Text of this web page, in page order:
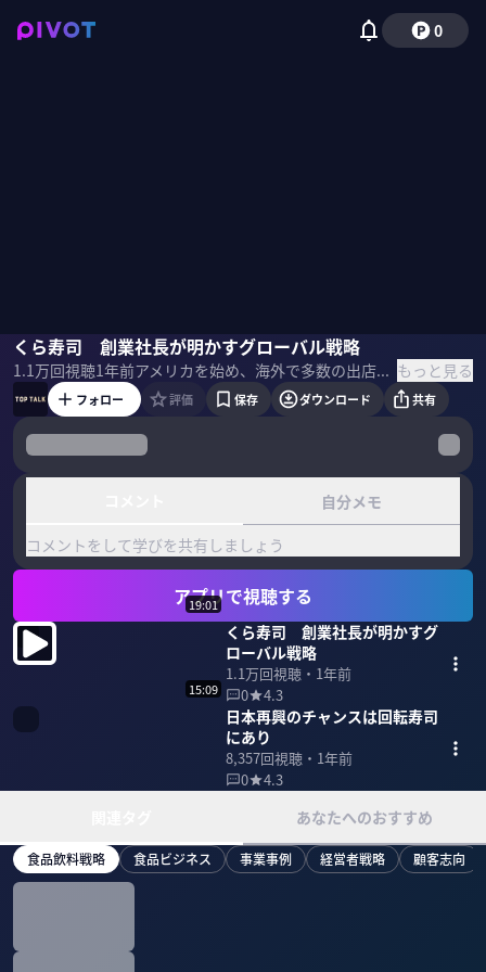
0
くら寿司 創業社長が明かすグローバル戦略
1.1万回視聴1年前 アメリカを始め、海外で多数の出店を手掛ける回転寿司チェーンの「くら寿司」。他社との差別化を図るため、常に最先端の技術やアイデアを取り込んでいる。グローバル戦略がなぜ成功しているのか、田中邦彦社長に聞いた。 ＜ゲスト＞ 田中 邦彦｜くら寿司 社長 1951年岡山県生まれ。桃山学院大学卒業後、タマノイ酢に入社。1977年に同社を退社後、大阪府堺市に寿司店を開業。1995年にくら寿司を設立。 ＜目次＞ もっと見る
田中邦彦 田中 泉
フォロー 評価 保存 ダウンロード 共有
自分メモ
コメントをして学びを共有しましょう
アプリで視聴する
19:01
くら寿司 創業社長が明かすグ
ローバル戦略
1.1万回視聴・ 1年前
0
4.3
15:09
日本再興のチャンスは回転寿司
にあり
8,357回視聴・ 1年前
0
4.3
あなたへのおすすめ
食品飲料戦略 食品ビジネス 事業事例 経営者戦略 顧客志向